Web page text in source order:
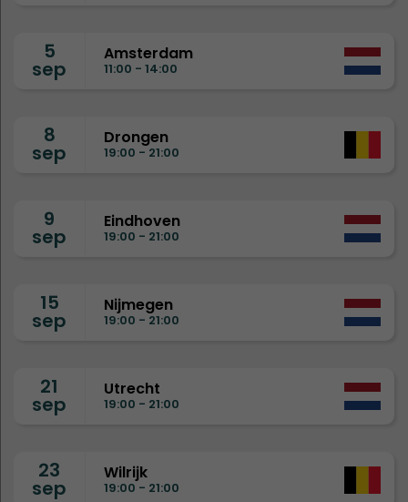
5
sep
Amsterdam
11:00 - 14:00
8
sep
Drongen
19:00 - 21:00
9
sep
Eindhoven
19:00 - 21:00
15
sep
Nijmegen
19:00 - 21:00
21
sep
Utrecht
19:00 - 21:00
23
sep
Wilrijk
19:00 - 21:00